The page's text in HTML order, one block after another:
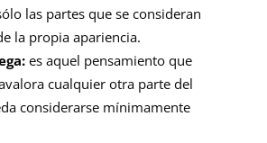
las partes que se consideran
la propia apariencia.
es aquel pensamiento que
cualquier otra parte del
considerarse mínimamente